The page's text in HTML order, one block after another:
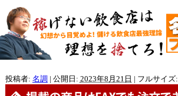
投稿者: 名調 | 公開日: 2023年8月21日 | フルサイズ: